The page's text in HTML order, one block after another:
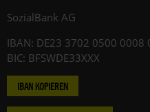
SozialBank AG
IBAN: DE23 3702 0500 0008
BIC: BFSWDE33XXX
IBAN KOPIEREN